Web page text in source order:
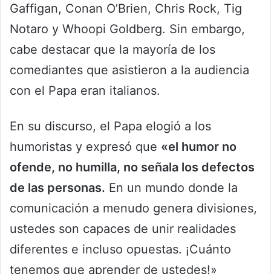
Gaffigan, Conan O’Brien, Chris Rock, Tig
Notaro y Whoopi Goldberg. Sin embargo,
cabe destacar que la mayoría de los
comediantes que asistieron a la audiencia
con el Papa eran italianos.
En su discurso, el Papa elogió a los
humoristas y expresó que «el humor no
ofende, no humilla, no señala los defectos
de las personas. En un mundo donde la
comunicación a menudo genera divisiones,
ustedes son capaces de unir realidades
diferentes e incluso opuestas. ¡Cuánto
tenemos que aprender de ustedes!»